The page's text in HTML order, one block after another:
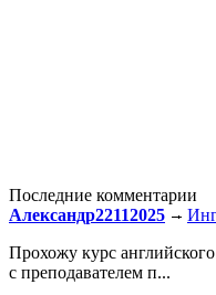
Последние комментарии
Александр22112025
Прохожу курс
с преподавателем п...